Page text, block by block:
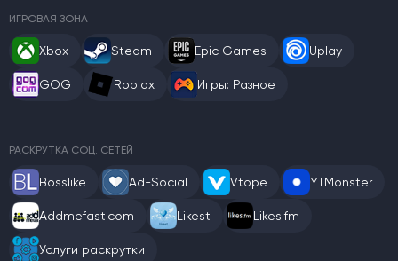
ИГРОВАЯ ЗОНА
Xbox Steam Epic Games Uplay
GOG Roblox Игры: Разное
РАСКРУТКА СОЦ. СЕТЕЙ
Bosslike Ad-Social Vtope YTMonster
Addmefast.com Likest Likes.fm
Услуги раскрутки